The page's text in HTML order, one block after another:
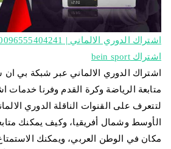
اشتراك bein sport
اشتراك الدوري الالماني عبر شبكة بي
متابعة الرياضة وكرة القدم وفرنا خدمات
لتتعرف على القنوات الناقلة الدوري
الأوسط وشمال أفريقيا، وكيف يمكنك
مكان في الوطن العربي، ويمكنك